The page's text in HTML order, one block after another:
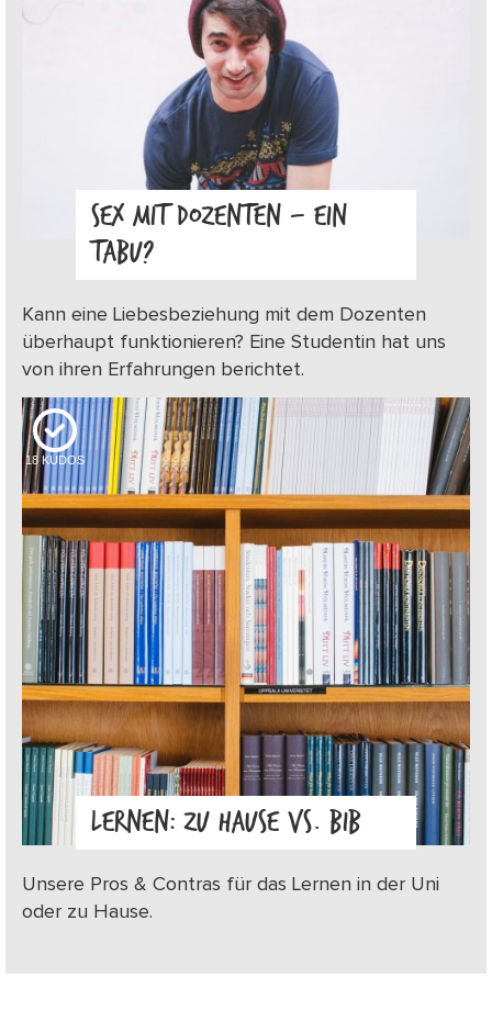
SEX MIT DOZENTEN – EIN
TABU?
Kann eine Liebesbeziehung mit dem Dozenten
überhaupt funktionieren? Eine Studentin hat uns
von ihren Erfahrungen berichtet.
18 KUDOS
LERNEN: ZU HAUSE VS. BIB
Unsere Pros & Contras für das Lernen in der Uni
oder zu Hause.